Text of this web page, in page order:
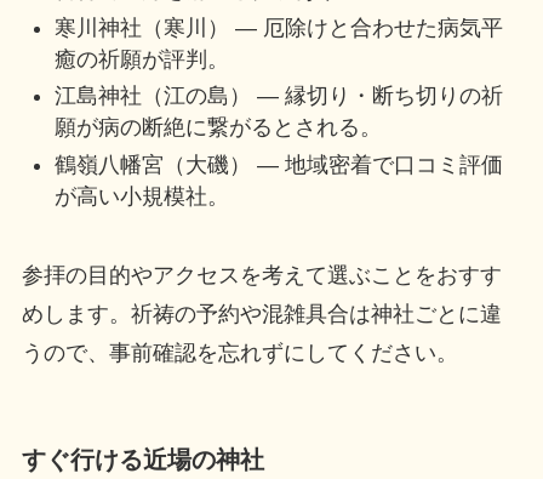
寒川神社（寒川） — 厄除けと合わせた病気平
癒の祈願が評判。
江島神社（江の島） — 縁切り・断ち切りの祈
願が病の断絶に繋がるとされる。
鶴嶺八幡宮（大磯） — 地域密着で口コミ評価
が高い小規模社。
参拝の目的やアクセスを考えて選ぶことをおすす
めします。祈祷の予約や混雑具合は神社ごとに違
うので、事前確認を忘れずにしてください。
すぐ行ける近場の神社